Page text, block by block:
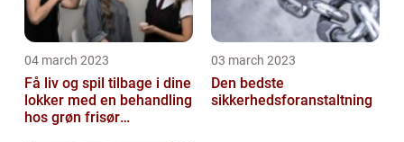
04 march 2023
Få liv og spil tilbage i dine
lokker med en behandling
hos grøn frisør
03 march 2023
Den bedste
sikkerhedsforanstaltning